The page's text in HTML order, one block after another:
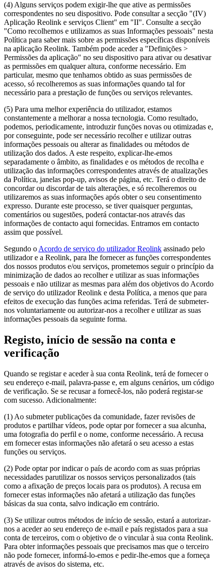
(4) Alguns serviços podem exigir-lhe que ative as permissões
correspondentes no seu dispositivo. Pode consultar a secção "(IV)
Aplicação Reolink e serviços Client" em "II". Consulte a secção
"Como recolhemos e utilizamos as suas Informações pessoais" nesta
Política para saber mais sobre as permissões específicas disponíveis
na aplicação Reolink. Também pode aceder a "Definições >
Permissões da aplicação" no seu dispositivo para ativar ou desativar
as permissões em qualquer altura, conforme necessário. Em
particular, mesmo que tenhamos obtido as suas permissões de
acesso, só recolheremos as suas informações quando tal for
necessário para a prestação de funções ou serviços relevantes.
(5) Para uma melhor experiência do utilizador, estamos
constantemente a melhorar a nossa tecnologia. Como resultado,
podemos, periodicamente, introduzir funções novas ou otimizadas e,
por conseguinte, pode ser necessário recolher e utilizar outras
informações pessoais ou alterar as finalidades ou métodos de
utilização dos dados. A este respeito, explicar-lhe-emos
separadamente o âmbito, as finalidades e os métodos de recolha e
utilização das informações correspondentes através de atualizações
da Política, janelas pop-up, avisos de página, etc. Terá o direito de
concordar ou discordar de tais alterações, e só recolheremos ou
utilizaremos as suas informações após obter o seu consentimento
expresso. Durante este processo, se tiver quaisquer perguntas,
comentários ou sugestões, poderá contactar-nos através das
informações de contacto aqui fornecidas. Entramos em contacto
assim que possível.
Segundo o Acordo de serviço do utilizador Reolink assinado pelo
utilizador e a Reolink, para lhe fornecer as funções correspondentes
dos nossos produtos e/ou serviços, prometemos seguir o princípio da
minimização de dados ao recolher e utilizar as suas informações
pessoais e não utilizar as mesmas para além dos objetivos do Acordo
de serviço do utilizador Reolink e desta Política, a menos que para
efeitos de execução das funções acima referidas. Terá de submeter-
nos voluntariamente ou autorizar-nos a recolher e utilizar as suas
informações pessoais da seguinte forma.
Registo, início de sessão na conta e
verificação
Quando se registar e aceder à sua conta Reolink, terá de fornecer o
seu endereço e-mail, palavra-passe e, em alguns cenários, um código
de verificação. Se se recusar a fornecê-los, não poderá registar-se
com sucesso. Adicionalmente:
(1) Ao submeter publicações da comunidade, fazer revisões de
produtos e partilhar vídeos, pode optar por fornecer a sua alcunha,
uma fotografia do perfil e o nome, conforme necessário. A recusa
em fornecer estas informações não afetará o seu acesso a estas
funções ou serviços.
(2) Pode optar por indicar o país de acordo com as suas próprias
necessidades parutilizar os nossos serviços personalizados (tais
como a afixação de preços locais para os produtos). A recusa em
fornecer estas informações não afetará a utilização das funções
básicas da sua conta, salvo indicação em contrário.
(3) Se utilizar outros métodos de início de sessão, estará a autorizar-
nos a aceder ao seu endereço de e-mail e país registados para a sua
conta de terceiros, com o objetivo de o vincular à sua conta Reolink.
Para obter informações pessoais que precisamos mas que o terceiro
não pode fornecer, informá-lo-emos e pedir-lhe-emos que a forneça
através de avisos do sistema, etc.